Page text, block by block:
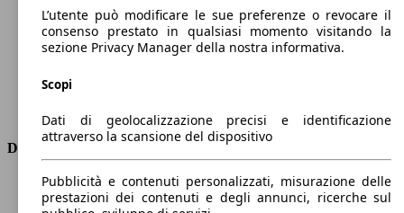
Coppia
440 nm
Cilindrata
2118 ccm
Carburante
Diesel
Trasmissione
Dimensioni
Lunghezza
4620 mm
Altezza
1670 mm
L’utente può modificare le sue preferenze o revocare il
consenso prestato in qualsiasi momento visitando la
sezione Privacy Manager della nostra informativa.
Scopi
Dati di geolocalizzazione precisi e identificazione
attraverso la scansione del dispositivo
Pubblicità e contenuti personalizzati, misurazione delle
prestazioni dei contenuti e degli annunci, ricerche sul